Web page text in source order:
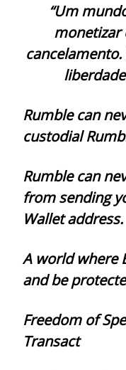
“Um
monetizar
Rumble can
custodial
Rumble can
from sending
Wallet address.
A world where
and be
Freedom of
Transact